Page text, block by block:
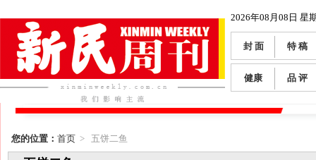
2026年08月08日 星
封 面 特 稿
健康 品 评
您的位置： 首页 > 五饼二鱼